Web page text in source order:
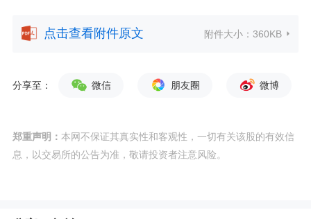
点击查看附件原文 附件大小： 360KB
分享至： 微信 朋友圈 微博
郑重声明： 本网不保证其真实性和客观性，一切有关该股的有效信
息，以交易所的公告为准，敬请投资者注意风险。